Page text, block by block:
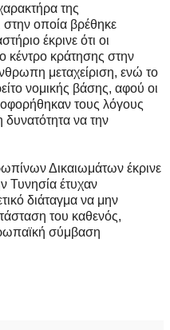
της
στην οποία βρέθηκε
έκρινε ότι οι
κέντρο κράτησης στην
μεταχείριση, ενώ το
νομικής βάσης, αφού οι
τους λόγους
δυνατότητα να την
Δικαιωμάτων έκρινε
Τυνησία έτυχαν
διάταγμα να μην
του καθενός,
σύμβαση